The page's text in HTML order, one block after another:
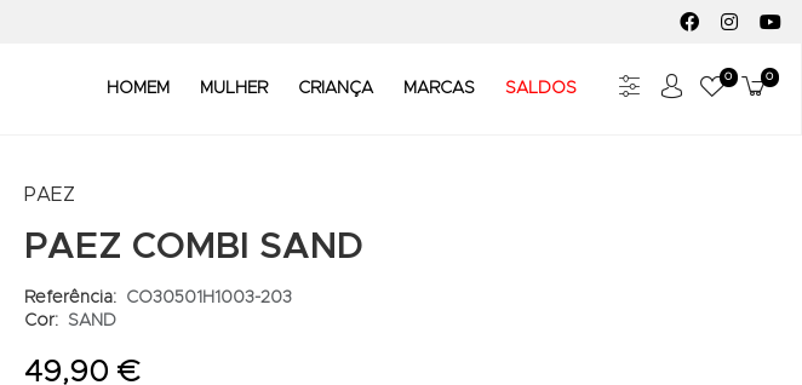
FACEBOOK
HOMEM MULHER CRIANÇA MARCAS SALDOS Meus
0 0
PAEZ
PAEZ COMBI SAND
Referência:
CO30501H1003-203
Cor:
SAND
49,90 €